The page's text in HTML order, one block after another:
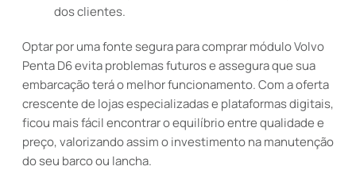
dos clientes.
Optar por uma fonte segura para comprar módulo Volvo
Penta D6 evita problemas futuros e assegura que sua
embarcação terá o melhor funcionamento. Com a oferta
crescente de lojas especializadas e plataformas digitais,
ficou mais fácil encontrar o equilíbrio entre qualidade e
preço, valorizando assim o investimento na manutenção
do seu barco ou lancha.